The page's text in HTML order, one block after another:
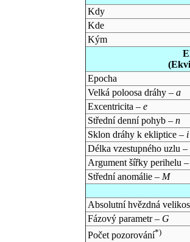
Kdy
Kde
Kým
Epocha
Velká poloosa dráhy – a
Excentricita – e
Střední denní pohyb – n
Sklon dráhy k ekliptice – i
Délka vzestupného uzlu –
Argument šířky perihelu
Střední anomálie – M
Absolutní hvězdná
Fázový parametr – G
Počet pozorování*)